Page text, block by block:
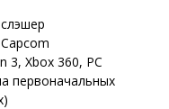
Xbox 360, PC
первоначальных